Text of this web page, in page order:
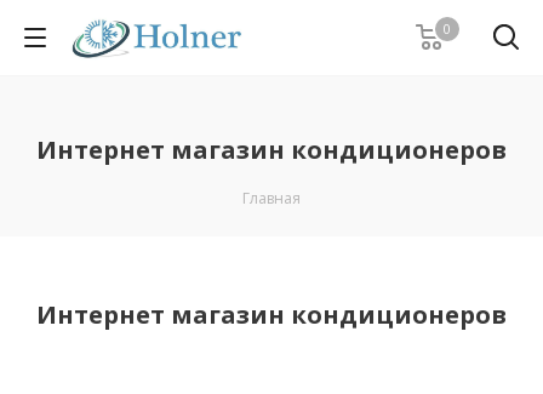
0
Интернет магазин кондиционеров
Главная
Интернет магазин кондиционеров